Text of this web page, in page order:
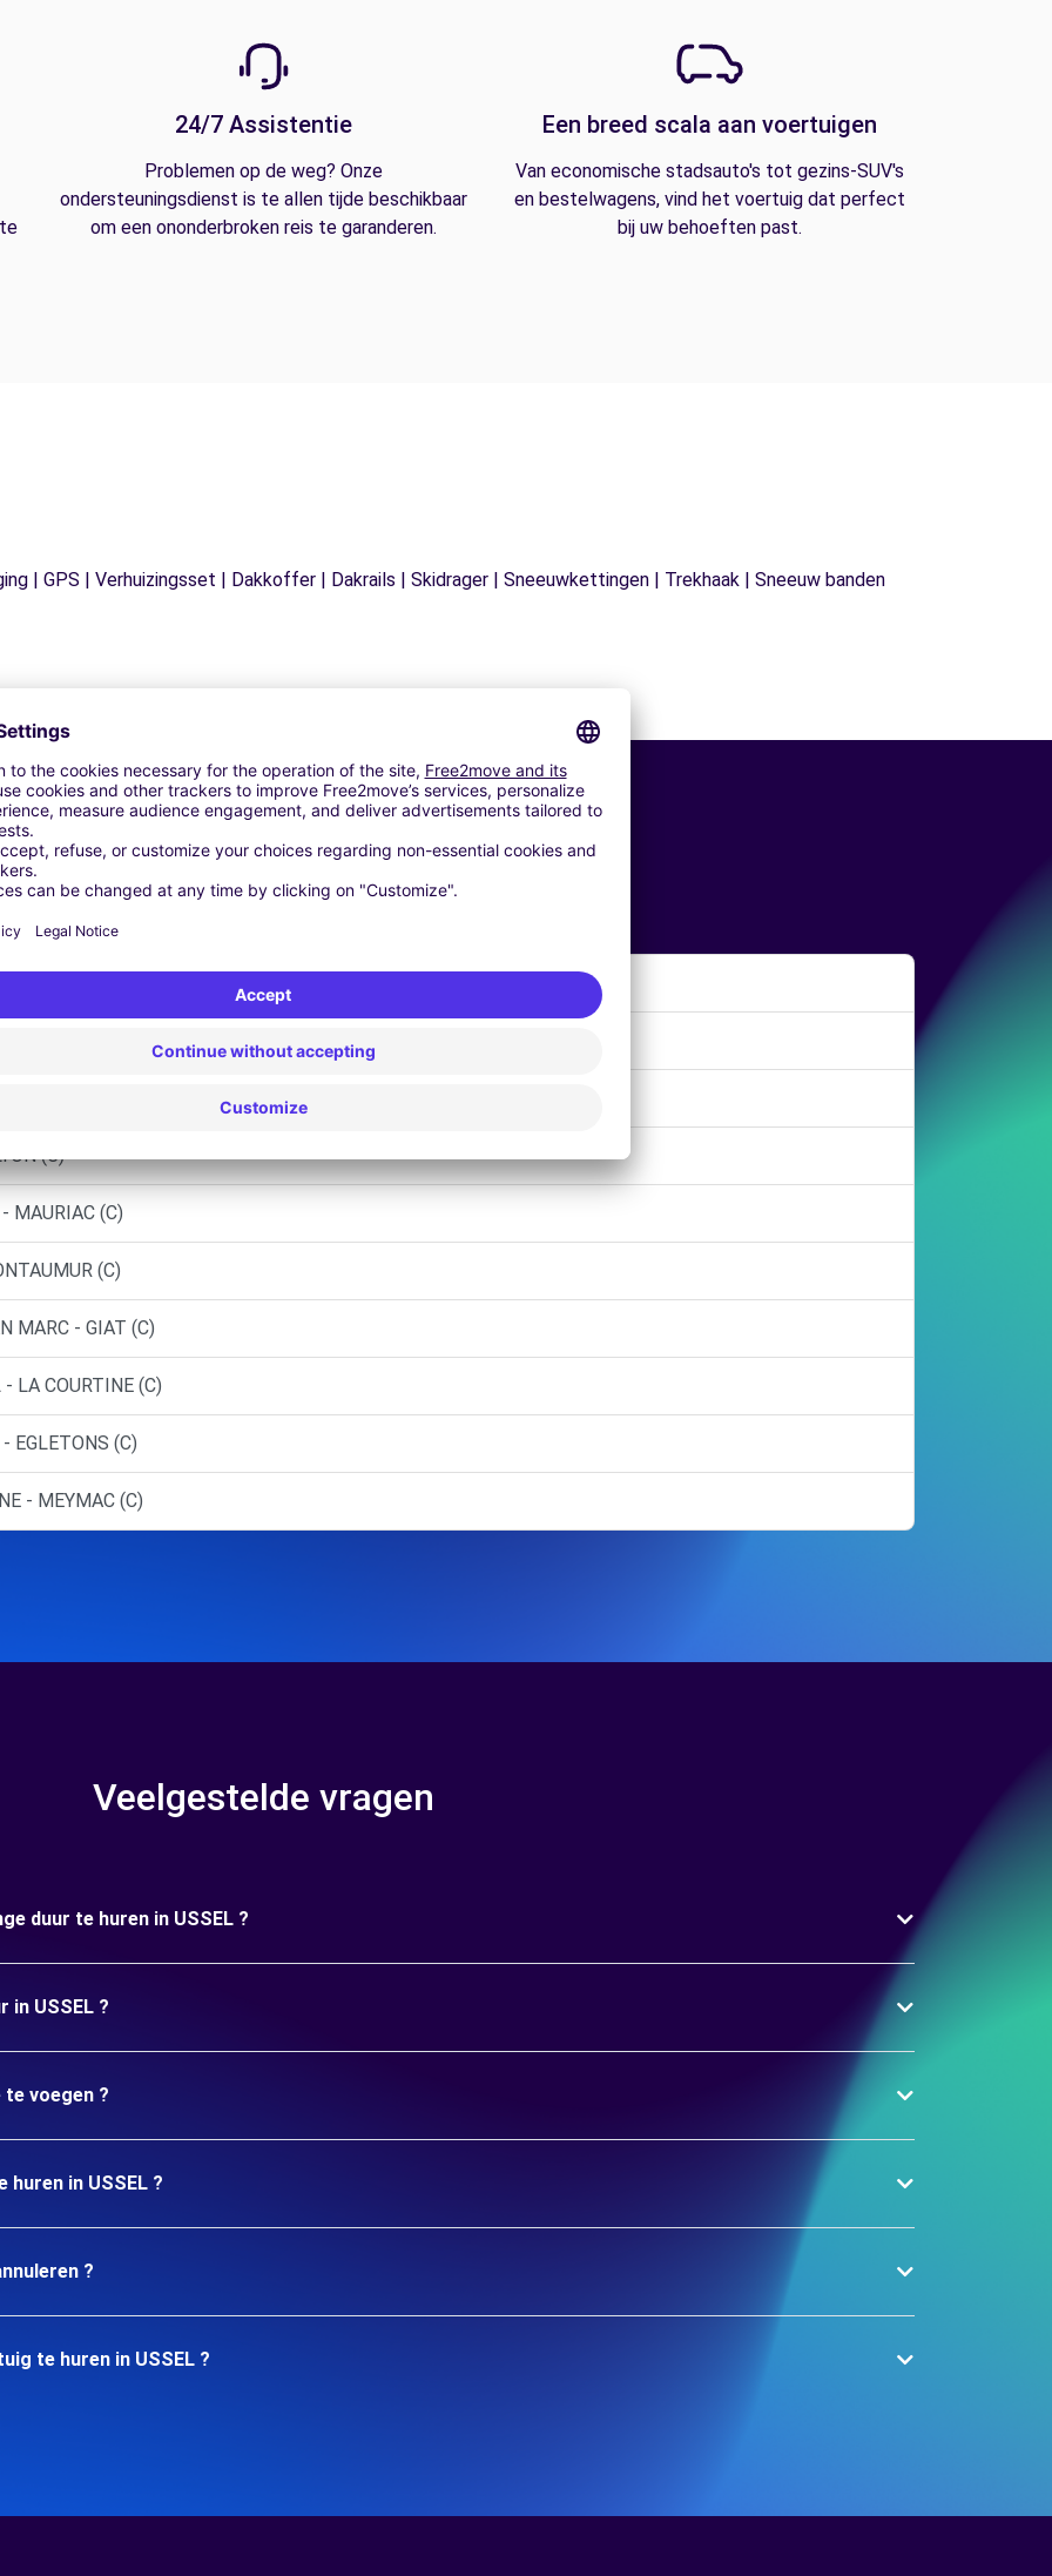
24/7 Assistentie
Problemen op de weg? Onze
ondersteuningsdienst is te allen tijde beschikbaar
om een ononderbroken reis te garanderen.
Een breed scala aan voertuigen
Van economische stadsauto's tot gezins-SUV's
en bestelwagens, vind het voertuig dat perfect
bij uw behoeften past.
| GPS | Verhuizingsset | Dakkoffer | Dakrails | Skidrager | Sneeuwkettingen | Trekhaak | Sneeuw banden
Vergelijkbare Agentschappen
(C)
MAURIAC (C)
(C)
MARC - GIAT (C)
LA COURTINE (C)
EGLETONS (C)
- MEYMAC (C)
Veelgestelde vragen
duur te huren in USSEL ?
in USSEL ?
voegen ?
in USSEL ?
?
te huren in USSEL ?